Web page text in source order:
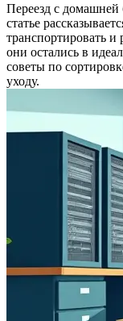
Переезд с домашней
статье
транспортировать и
они остались в
советы по
уходу.